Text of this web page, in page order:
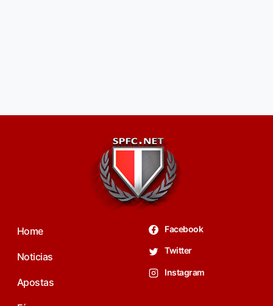
Home
Noticias
Apostas
Facebook
Twitter
Instagram